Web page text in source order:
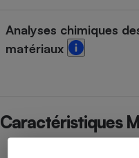
Analyses chimiques
matériaux
Caractéristiques